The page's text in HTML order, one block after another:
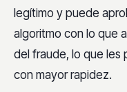
legítimo y puede
algoritmo con lo que
del fraude, lo que les
con mayor rapidez.